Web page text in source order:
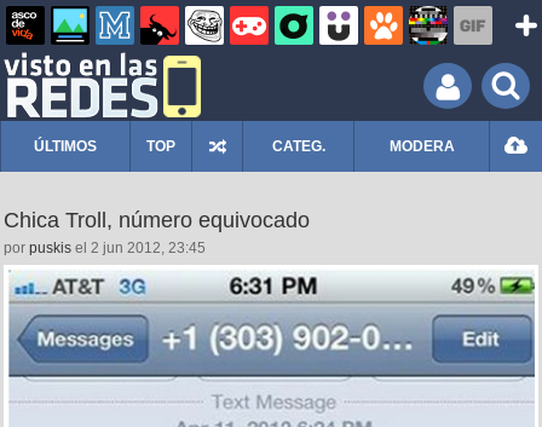
ÚLTIMOS TOP CATEG. MODERA
Chica Troll, número equivocado
por puskis el 2 jun 2012, 23:45